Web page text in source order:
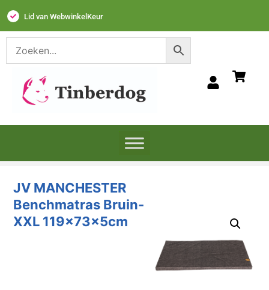
Lid van WebwinkelKeur
JV MANCHESTER
Benchmatras Bruin-
XXL 119x73x5cm